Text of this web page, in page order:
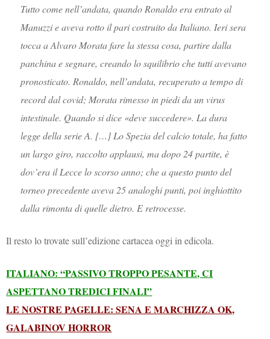
Tutto come nell’andata, quando Ronaldo era entrato al
Manuzzi e aveva rotto il pari costruito da Italiano. Ieri sera
tocca a Alvaro Morata fare la stessa cosa, partire dalla
panchina e segnare, creando lo squilibrio che tutti avevano
pronosticato. Ronaldo, nell’andata, recuperato a tempo di
record dal covid; Morata rimesso in piedi da un virus
intestinale. Quando si dice «deve succedere». La dura
legge della serie A. […] Lo Spezia del calcio totale, ha fatto
un largo giro, raccolto applausi, ma dopo 24 partite, è
dov’era il Lecce lo scorso anno; che a questo punto del
torneo precedente aveva 25 analoghi punti, poi inghiottito
dalla rimonta di quelle dietro. E retrocesse.
Il resto lo trovate sull’edizione cartacea oggi in edicola.
ITALIANO: “PASSIVO TROPPO PESANTE, CI
ASPETTANO TREDICI FINALI”
LE NOSTRE PAGELLE: SENA E MARCHIZZA OK,
GALABINOV HORROR